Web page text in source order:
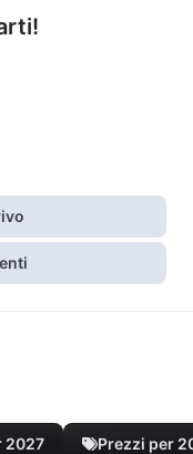
2027 Prezzi per